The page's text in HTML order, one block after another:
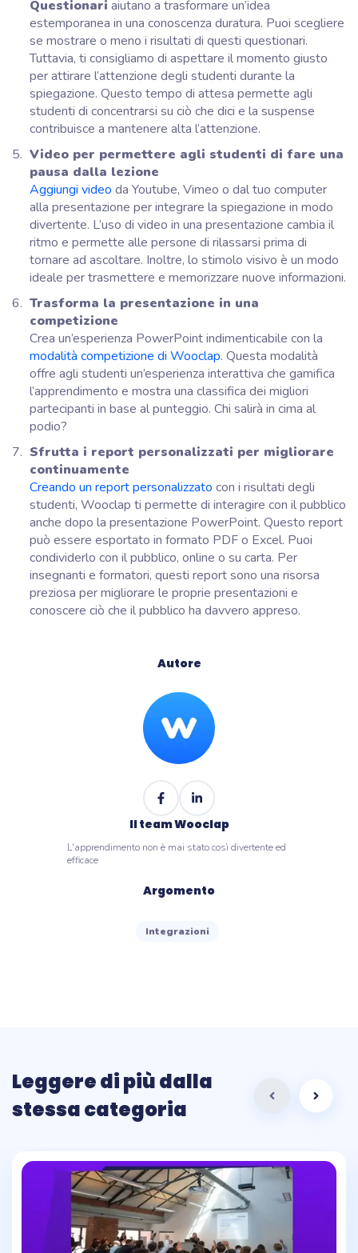
Questionari aiutano a trasformare un’idea
estemporanea in una conoscenza duratura. Puoi scegliere
se mostrare o meno i risultati di questi questionari.
Tuttavia, ti consigliamo di aspettare il momento giusto
per attirare l’attenzione degli studenti durante la
spiegazione. Questo tempo di attesa permette agli
studenti di concentrarsi su ciò che dici e la suspense
contribuisce a mantenere alta l’attenzione.
Video per permettere agli studenti di fare una
pausa dalla lezione
Aggiungi video da Youtube, Vimeo o dal tuo computer
alla presentazione per integrare la spiegazione in modo
divertente. L’uso di video in una presentazione cambia il
ritmo e permette alle persone di rilassarsi prima di
tornare ad ascoltare. Inoltre, lo stimolo visivo è un modo
ideale per trasmettere e memorizzare nuove informazioni.
Trasforma la presentazione in una
competizione
Crea un’esperienza PowerPoint indimenticabile con la
modalità competizione di Wooclap. Questa modalità
offre agli studenti un’esperienza interattiva che gamifica
l’apprendimento e mostra una classifica dei migliori
partecipanti in base al punteggio. Chi salirà in cima al
podio?
Sfrutta i report personalizzati per migliorare
continuamente
Creando un report personalizzato con i risultati degli
studenti, Wooclap ti permette di interagire con il pubblico
anche dopo la presentazione PowerPoint. Questo report
può essere esportato in formato PDF o Excel. Puoi
condividerlo con il pubblico, online o su carta. Per
insegnanti e formatori, questi report sono una risorsa
preziosa per migliorare le proprie presentazioni e
conoscere ciò che il pubblico ha davvero appreso.
Autore
Il team Wooclap
L'apprendimento non è mai stato così divertente ed
efficace
Argomento
Integrazioni
Leggere di più dalla
stessa categoria